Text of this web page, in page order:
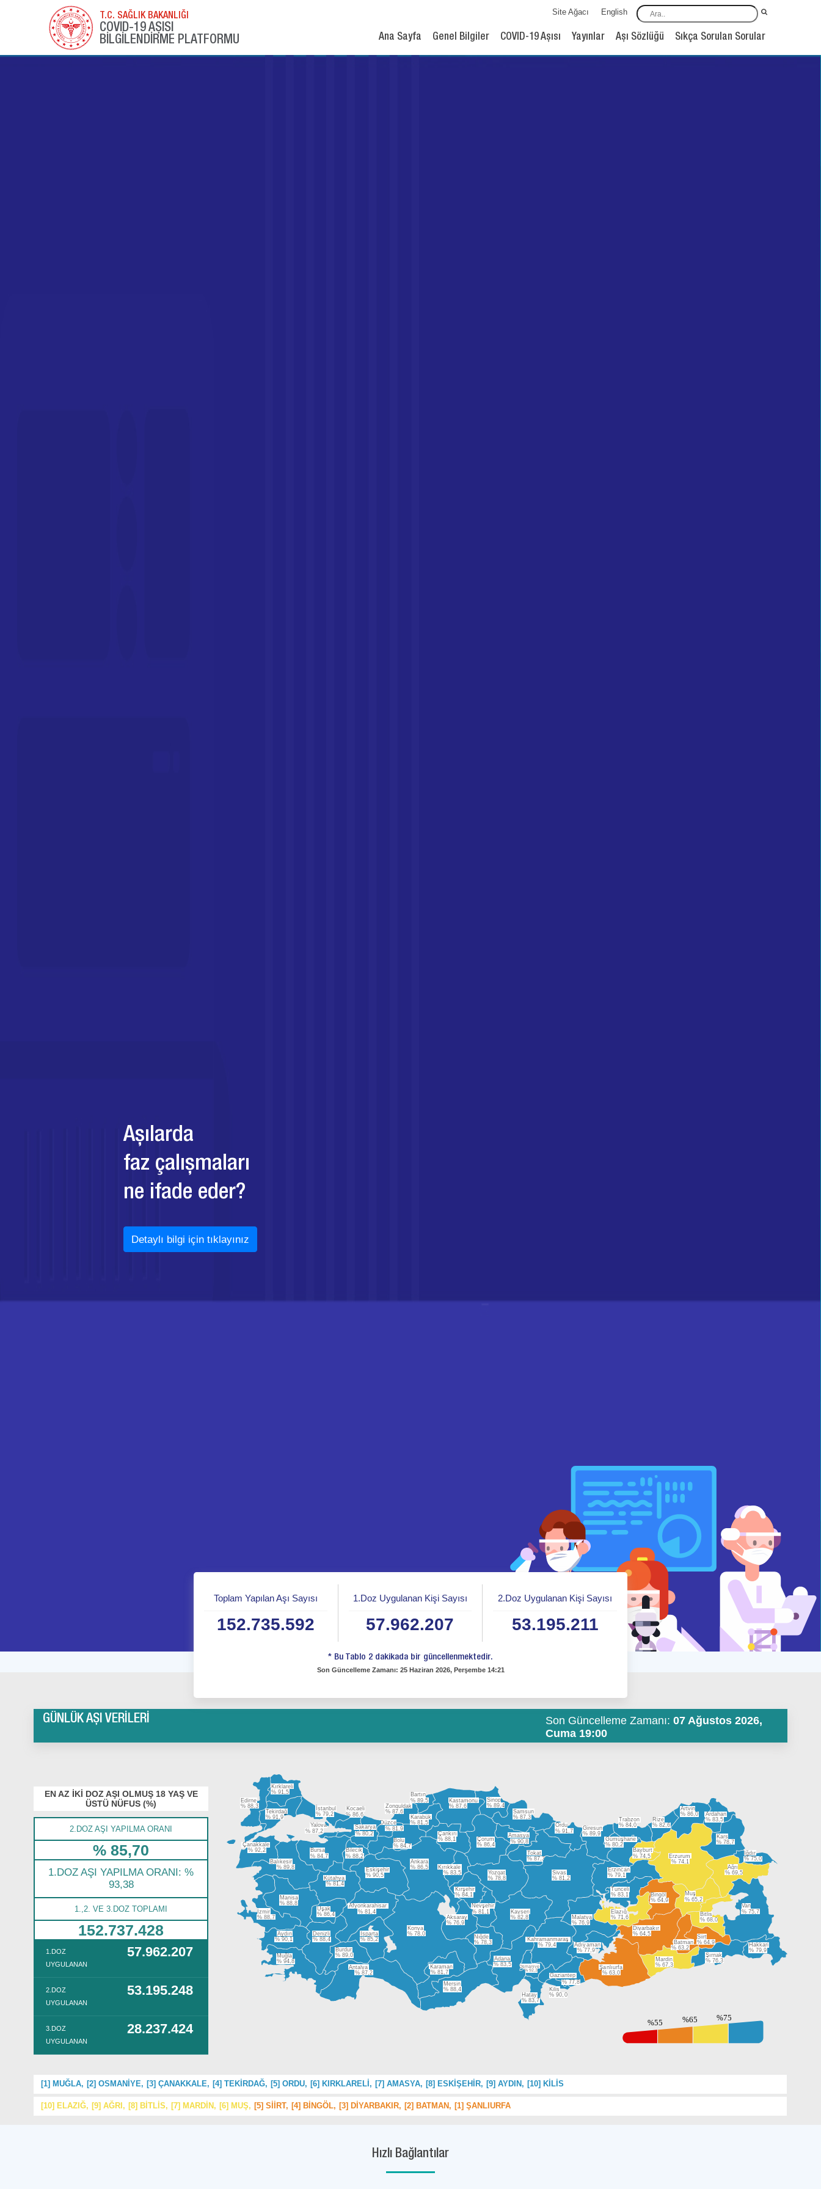
T.C. SAĞLIK BAKANLIĞI
COVID-19 AŞISI
BİLGİLENDİRME PLATFORMU
Site Ağacı English
Ana Sayfa Genel Bilgiler COVID-19 Aşısı Yayınlar Aşı Sözlüğü Sıkça Sorulan Sorular
Aşılarda
faz çalışmaları
ne ifade eder?
Detaylı bilgi için tıklayınız
Toplam Yapılan Aşı Sayısı
152.735.592
1.Doz Uygulanan Kişi Sayısı
57.962.207
2.Doz Uygulanan Kişi Sayısı
53.195.211
* Bu Tablo 2 dakikada bir güncellenmektedir.
Son Güncelleme Zamanı: 25 Haziran 2026, Perşembe 14:21
GÜNLÜK AŞIVERİLERİ Son Güncelleme Zamanı: 07 Ağustos 2026,
Cuma 19:00
EN AZ İKİ DOZ AŞI OLMUŞ 18 YAŞ VE
ÜSTÜ NÜFUS (%)
2.DOZ AŞI YAPILMA ORANI
% 85,70
1.DOZ AŞI YAPILMA ORANI:%
93,38
1.,2. VE 3.DOZ TOPLAMI
152.737.428
1.DOZ
UYGULANAN
57.962.207
2.DOZ
UYGULANAN
53.195.248
3.DOZ
UYGULANAN
28.237.424
Muğla
% 94,8
Osmaniye
% 92,3
Çanakkale
% 92,2
Tekirdağ
% 91,9
Ordu
% 91,7
Kırklareli
% 91,5
Amasya
% 90,8
Eskişehir
% 90,5
Aydın
% 90,1
Kilis
% 90,0
Giresun
% 89,9
Balıkesir
% 89,8
Bartın
% 89,5
Sinop
% 89,4
Burdur
% 89,0
Manisa
% 88,8
İzmir
% 88,7
Denizli
% 88,4
Mersin
% 88,4
Edirne
% 88,3
Bilecik
% 88,2
Çankırı
% 88,1
Zonguldak
% 87,6
Kastamonu
% 87,6
Samsun
% 87,3
Tokat
% 87,3
Antalya
% 87,2
Yalova
% 87,2
Kocaeli
% 86,6
Ankara
% 86,5
Çorum
% 86,4
Uşak
% 86,4
Artvin
% 86,0
Isparta
% 85,2
Bolu
% 84,7
Bursa
% 84,7
Kırşehir
% 84,1
Trabzon
% 84,0
Hatay
% 83,7
Adana
% 83,5
Ardahan
% 83,5
Kırıkkale
% 83,5
Tunceli
% 83,1
Kayseri
% 82,8
Rize
% 82,6
Düzce
% 81,9
Karaman
% 81,7
Karabük
% 81,5
Kütahya
% 81,4
Afyonkarahisar
% 81,4
Sivas
% 81,2
Nevşehir
% 81,1
Gümüşhane
% 80,2
Sakarya
% 80,2
Hakkari
% 79,9
Kahramanmaraş
% 79,4
İstanbul
% 79,2
Erzincan
% 79,1
Yozgat
% 78,8
Kars
% 78,7
Niğde
% 78,3
Konya
% 78,0
Adıyaman
% 77,9
Gaziantep
% 77,8
Malatya
% 76,9
Aksaray
% 76,9
Şırnak
% 76,3
Van
% 75,7
Iğdır
% 75,0
Bayburt
% 74,5 Erzurum
% 74,1
Elazığ
% 71,6
Ağrı
% 69,5
Bitlis
% 68,0
Mardin
% 67,3
Muş
% 65,2
Siirt
% 64,9
Bingöl
% 64,9
Diyarbakır
% 64,5
Batman
% 63,2
Şanlıurfa
% 63,0
[1] MUĞLA, [2] OSMANİYE, [3] ÇANAKKALE, [4] TEKİRDAĞ, [5] ORDU, [6] KIRKLARELİ, [7] AMASYA, [8] ESKİŞEHİR, [9] AYDIN, [10] KİLİS
[10] ELAZIĞ, [9] AĞRI, [8] BİTLİS, [7] MARDİN, [6] MUŞ, [5] SİİRT, [4] BİNGÖL, [3] DİYARBAKIR, [2] BATMAN, [1] ŞANLIURFA
Hızlı Bağlantılar